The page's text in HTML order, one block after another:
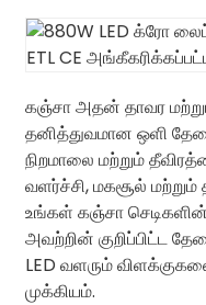
கஞ்சா அதன் தாவர
தனித்துவமான ஒளி
நிறமாலை மற்றும்
வளர்ச்சி, மகசூல்
உங்கள் கஞ்சா செடிகளின்
அவற்றின் குறிப்பிட்ட
LED வளரும்
முக்கியம்.